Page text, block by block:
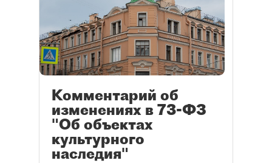
Комментарий об
изменениях в 73-ФЗ
"Об объектах
культурного
наследия"